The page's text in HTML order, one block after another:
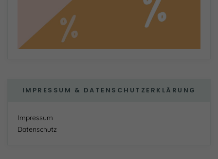
IMPRESSUM & DATENSCHUTZERKLÄRUNG
Impressum
Datenschutz